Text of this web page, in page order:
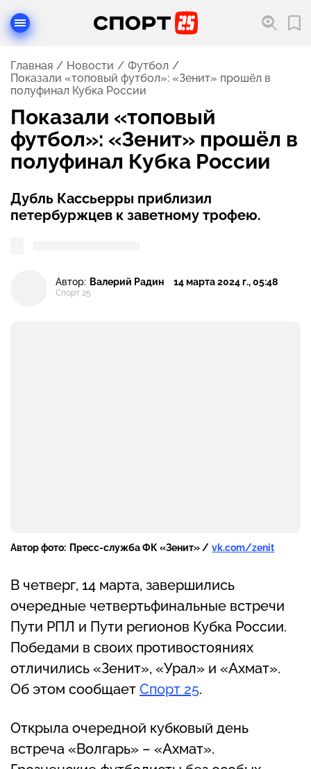
Главная Новости
Футбол
Показали «топовый футбол»: «Зенит» прошёл в
полуфинал Кубка России
Показали «топовый
футбол»: «Зенит» прошёл в
полуфинал Кубка России
Дубль Кассьерры приблизил
петербуржцев к заветному трофею.
Автор: Валерий Радин
Спорт 25
14 марта 2024 г., 05:48
Автор фото: Пресс-служба ФК «Зенит» / vk.com/zenit
В четверг, 14 марта, завершились
очередные четвертьфинальные встречи
Пути РПЛ и Пути регионов Кубка России.
Победами в своих противостояниях
отличились «Зенит», «Урал» и «Ахмат».
Об этом сообщает Спорт 25.
Открыла очередной кубковый день
встреча «Волгарь» – «Ахмат».